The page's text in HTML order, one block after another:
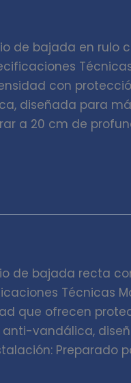
de bajada en rulo
con
diseñada para
a 20 cm de
de bajada recta
Técnicas
que ofrecen
vandálica,
Preparado